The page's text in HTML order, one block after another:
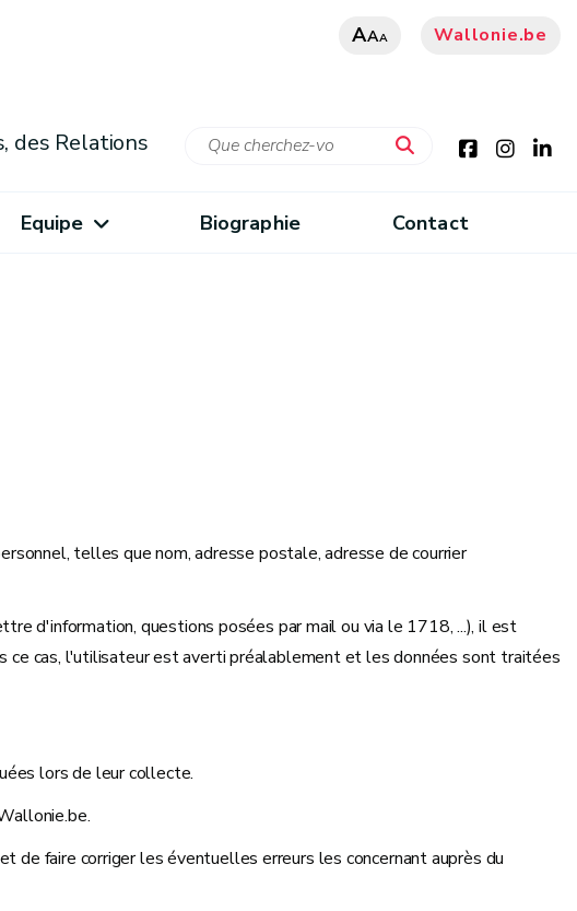
AAA Wallonie.be
des Relations
Equipe Biographie Contact
telles que nom, adresse postale, adresse de courrier
d'information, questions posées par mail ou via le 1718, ...), il est
ce cas, l'utilisateur est averti préalablement et les données sont traitées
lors de leur collecte.
de faire corriger les éventuelles erreurs les concernant auprès du